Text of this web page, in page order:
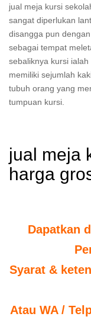
jual meja kursi
sangat diperlukan
disangga pun
sebagai tempat
sebaliknya kursi
memiliki sejumlah
tubuh orang yang
tumpuan kursi.
jual meja
harga
Dapatkan
Syarat &
Atau WA /